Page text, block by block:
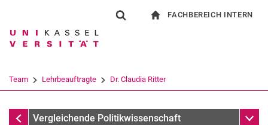
Springe direkt zu: Inhalt
Springe direkt zu: Suche
Springe direkt zu:
Suchbegriff
Suchen (öffnet externen Link in einem
FACHBEREICH INTERN
Team Lehrbeauftragte Dr. Claudia Ritter
Dr. Claudia Ritter
Vergleichende Politikwissenschaft